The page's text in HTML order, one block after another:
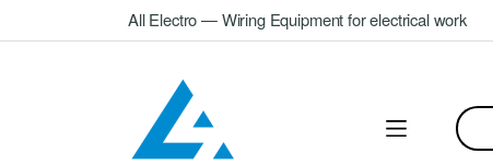
to
to
All Electro — Wiring Equipment for electrical work
for: